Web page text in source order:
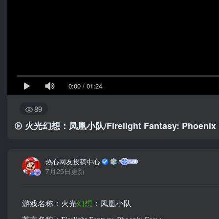
0:00 / 01:24
89
火光幻想：凤凰小队/Firelight Fantasy: Phoenix
热心网友投稿中心
7月25日更新
游戏名称：火光幻想 ：凤凰小队